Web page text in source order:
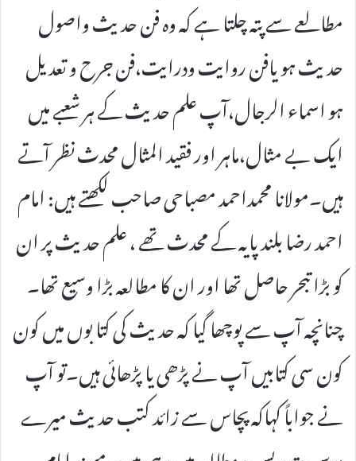
مطالعے سے پتہ چلتا ہے کہ وہ فن حدیث واصول
حدیث ہو یافن روایت ودرایت،فن جرح و تعدیل
ہو اسماء الرجال،آپ علم حدیث کے ہر شعبے میں
ایک بے مثال،ماہر اور فقید المثال محدث نظر آتے
ہیں۔مولانا محمداحمد مصباحی صاحب لکھتے ہیں: امام
احمد رضا بلند پایہ کے محدث تھے ، علم حدیث پر ان
کو بڑا تبحر حاصل تھا اور ان کا مطالعہ بڑا وسیع تھا۔
چنانچہ آپ سے پوچھا گیا کہ حدیث کی کتا بوں میں کون
کون سی کتابیں آپ نے پڑھی یا پڑھائی ہیں۔تو آپ
نے جواباً کہاکہ پچاس سے زائد کتب حدیث میرے